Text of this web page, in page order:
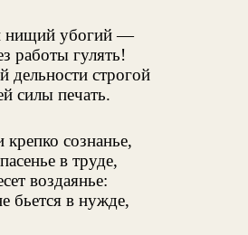
нищий убогий —
работы гулять!
дельности строгой
силы печать.
сознанье,
в труде,
воздаянье:
бьется в нужде,